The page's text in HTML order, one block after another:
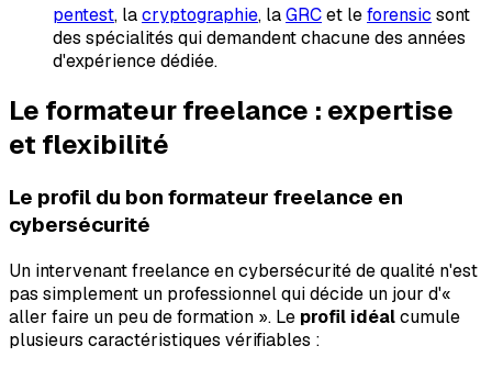
pentest, lacryptographie, laGRCet leforensic sont
des spécialités qui demandent chacune des années
d'expérience dédiée.
Le formateur freelance : expertise
et flexibilité
Le profil du bon formateur freelance en
cybersécurité
Un intervenant freelance en cybersécurité de qualité n'est
pas simplement un professionnel qui décide un jour d'«
aller faire un peu de formation ». Le profil idéalcumule
plusieurs caractéristiques vérifiables :